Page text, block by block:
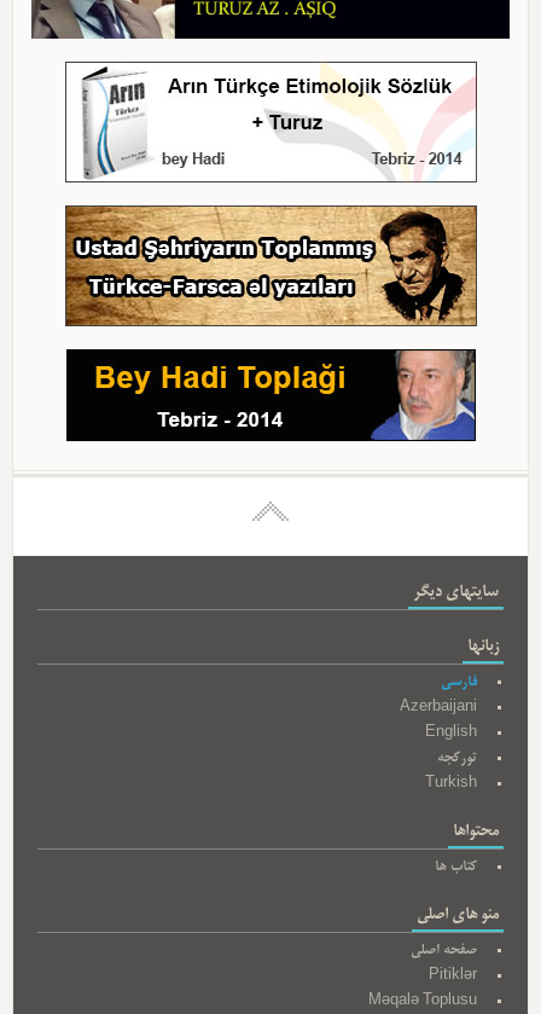
سایتهای دیگر
زبانها
فارسی
Azerbaijani
English
تورکجه
Turkish
محتواها
کتاب ها
منو های اصلی
صفحه اصلی
Pitiklər
Məqalə Toplusu